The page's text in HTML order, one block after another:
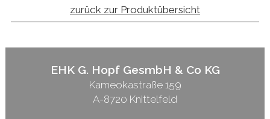
zurück zur Produktübersicht
EHK G. Hopf GesmbH & Co KG
Kameokastraße 159
A-8720 Knittelfeld